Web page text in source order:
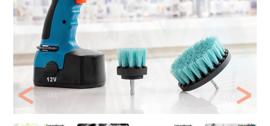
Previous Next